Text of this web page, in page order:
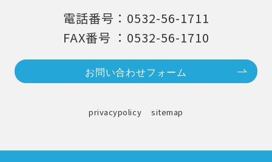
電話番号：0532-56-1711
FAX番号 ：0532-56-1710
お問い合わせフォーム
privacypolicy sitemap